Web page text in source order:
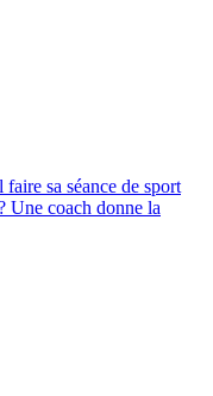
sa séance de sport
Une coach donne la